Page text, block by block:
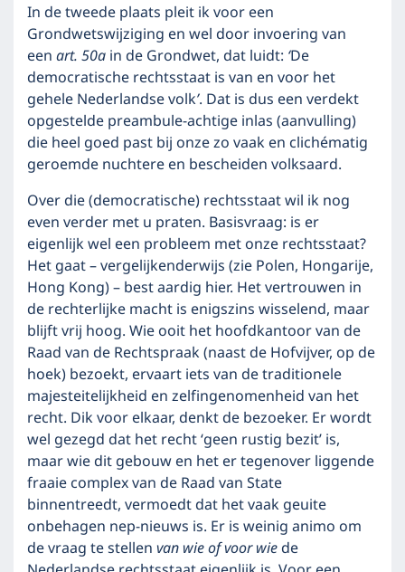
In de tweede plaats pleit ik voor een
Grondwetswijziging en wel door invoering van
eenart. 50ain de Grondwet, dat luidt: ‘De
democratische rechtsstaat is van en voor het
gehele Nederlandse volk’. Dat is dus een verdekt
opgestelde preambule-achtige inlas (aanvulling)
die heel goed past bij onze zo vaak en clichématig
geroemde nuchtere en bescheiden volksaard.
Over die (democratische) rechtsstaat wil ik nog
even verder met u praten. Basisvraag: is er
eigenlijk wel een probleem met onze rechtsstaat?
Het gaat – vergelijkenderwijs (zie Polen, Hongarije,
Hong Kong) – best aardig hier. Het vertrouwen in
de rechterlijke macht is enigszins wisselend, maar
blijft vrij hoog. Wie ooit het hoofdkantoor van de
Raad van de Rechtspraak (naast de Hofvijver, op de
hoek) bezoekt, ervaart iets van de traditionele
majesteitelijkheid en zelfingenomenheid van het
recht. Dik voor elkaar, denkt de bezoeker. Er wordt
wel gezegd dat het recht ‘geen rustig bezit’ is,
maar wie dit gebouw en het er tegenover liggende
fraaie complex van de Raad van State
binnentreedt, vermoedt dat het vaak geuite
onbehagen nep-nieuws is. Er is weinig animo om
de vraag te stellenvan wie of voor wiede